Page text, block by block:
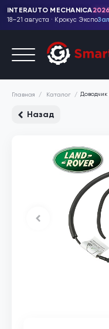
INTERAUTO MECHANICA2026
18–21 августа · Крокус Экспо
Главная Каталог
Назад